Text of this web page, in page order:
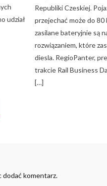
udział
Republiki Czeskiej.
przejechać może do 80
zasilane bateryjnie są
rozwiązaniem, które
diesla. RegioPanter,
trakcie Rail Business
[…]
dodać komentarz.